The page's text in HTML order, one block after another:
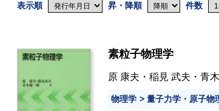
表示順 昇・降順 件数
素粒子物理学
原 康夫 ・ 稲見 武夫 ・ 青
物理学 量子力学・原子物